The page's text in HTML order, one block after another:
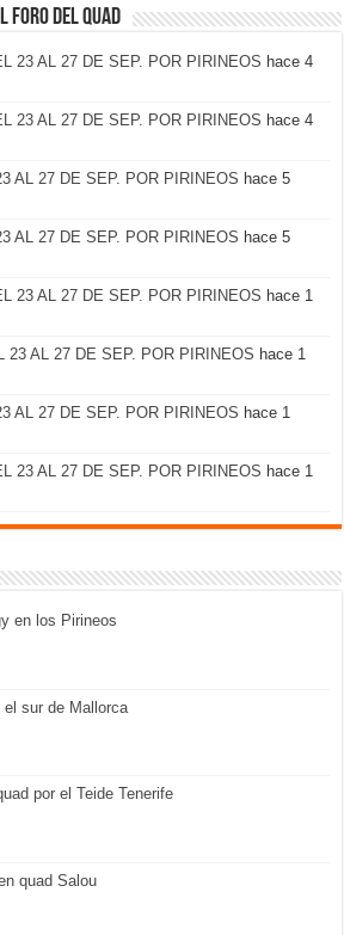
foro del Quad
23 AL 27 DE SEP. POR PIRINEOS hace 4
23 AL 27 DE SEP. POR PIRINEOS hace 4
AL 27 DE SEP. POR PIRINEOS hace 5
AL 27 DE SEP. POR PIRINEOS hace 5
23 AL 27 DE SEP. POR PIRINEOS hace 1
23 AL 27 DE SEP. POR PIRINEOS hace 1
AL 27 DE SEP. POR PIRINEOS hace 1
23 AL 27 DE SEP. POR PIRINEOS hace 1
en los Pirineos
el sur de Mallorca
por el Teide Tenerife
quad Salou